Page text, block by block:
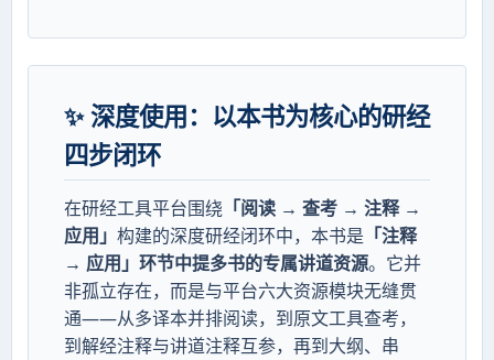
✨ 深度使用：以本书为核心的研经
四步闭环
在研经工具平台围绕 「阅读 → 查考 → 注释 →
应用」 构建的深度研经闭环中，本书是 「注释
→ 应用」环节中提多书的专属讲道资源。它并
非孤立存在，而是与平台六大资源模块无缝贯
通——从多译本并排阅读，到原文工具查考，
到解经注释与讲道注释互参，再到大纲、串